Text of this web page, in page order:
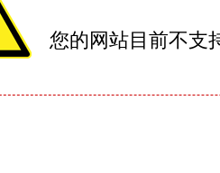
您的网站目前不支